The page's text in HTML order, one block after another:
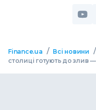
Finance.ua / Всі новини /
столиці готують до злив